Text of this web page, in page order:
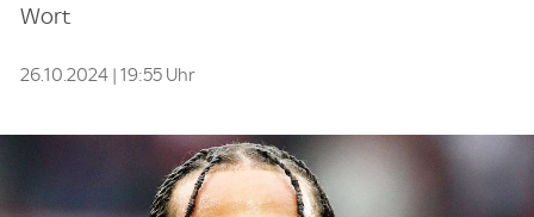
Wort
26.10.2024 | 19:55 Uhr